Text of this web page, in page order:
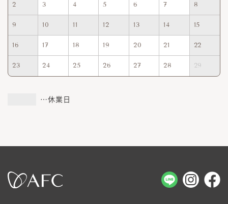
2 3 4 5 6 7 8
9 10 11 12 13 14 15
16 17 18 19 20 21 22
23 24 25 26 27 28 29
…休業日